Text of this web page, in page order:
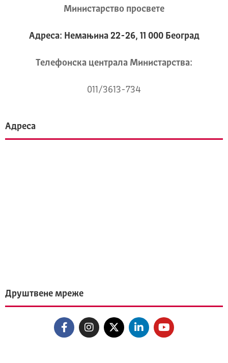
Министарство просвете
Адреса: Немањина 22-26, 11 000 Београд
Телeфонска централа Mинистарства:
011/3613-734
Адреса
Друштвене мреже